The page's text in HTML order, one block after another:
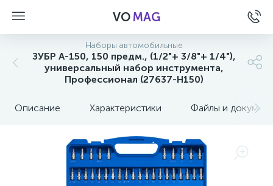
VOMAG
Наборы автомобильные
ЗУБР А-150, 150 предм., (1/2"+ 3/8"+ 1/4"),
универсальный набор инструмента,
Профессионал (27637-H150)
Описание Характеристики Файлы и